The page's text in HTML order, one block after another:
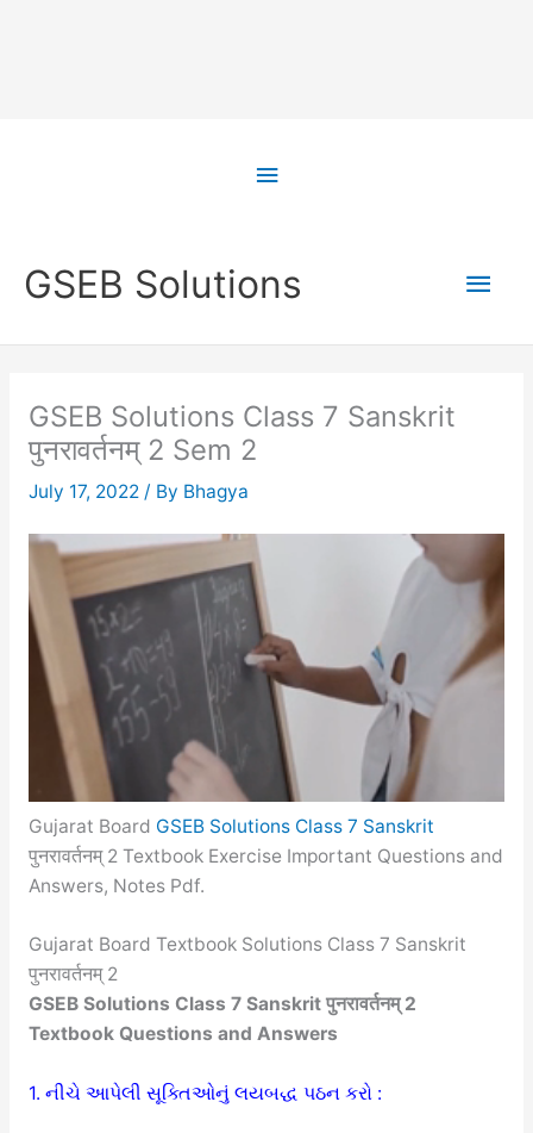
Above
GSEB Solutions
Main
GSEB Solutions Class 7 Sanskrit
पुनरावर्तनम् 2 Sem 2
July 17, 2022 / By Bhagya
Gujarat Board GSEB Solutions Class 7 Sanskrit
पुनरावर्तनम् 2 Textbook Exercise Important Questions and
Answers, Notes Pdf.
Gujarat Board Textbook Solutions Class 7 Sanskrit
पुनरावर्तनम् 2
GSEB Solutions Class 7 Sanskrit पुनरावर्तनम् 2
Textbook Questions and Answers
1. નીચે આપેલી સૂક્તિઓનું લયબદ્ધ પઠન કરો :